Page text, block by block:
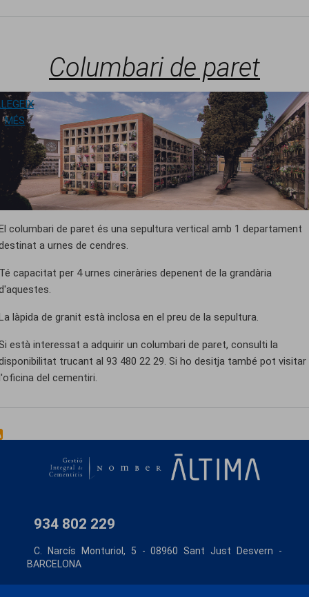
Columbari de paret
MÉSSOBRE COLUMBARI DE PARET
columbari de paret és una sepultura vertical amb 1 departament
a urnes de cendres.
capacitat per 4 urnes cineràries depenent de la grandària
làpida de granit està inclosa en el preu de la sepultura.
està interessat a adquirir un columbari de paret, consulti la
trucant al 93 480 22 29. Si ho desitja també pot visitar
del cementiri.
934 802 229
C. Narcís Monturiol, 5 - 08960 Sant Just Desvern -
BARCELONA